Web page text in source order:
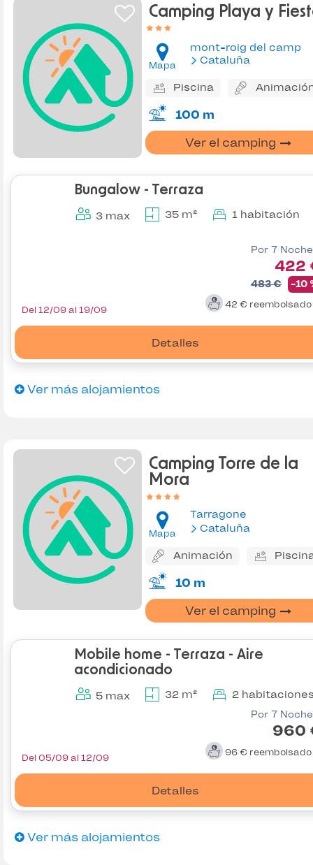
Camping Playa y
Mapa
mont-roig del camp
Cataluña
Piscina
100 m
Ver el camping
Bungalow - Terraza
3 max 35 m² 1 habitación
Por 7
422
483 € -10
42 € reembolsado
Detalles
Del 12/09 al 19/09
Ver más alojamientos
Camping Torre de la
Mora
Mapa
Tarragone
Cataluña
Animación
10 m
Ver el camping
Mobile home - Terraza - Aire
acondicionado
5 max 32 m² 2
Por 7
960
96 € reembolsado
Detalles
Del 05/09 al 12/09
Ver más alojamientos